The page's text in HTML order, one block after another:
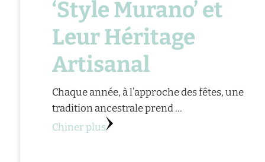
‘Style Murano’ et
Leur Héritage
Artisanal
Chaque année, à l’approche des fêtes, une
tradition ancestrale prend …
Chiner plus